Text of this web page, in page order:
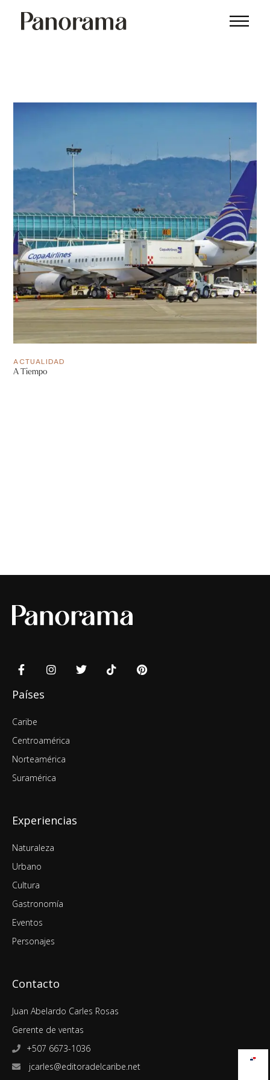
ACTUALIDAD
A Tiempo
Países
Caribe
Centroamérica
Norteamérica
Suramérica
Experiencias
Naturaleza
Urbano
Cultura
Gastronomía
Eventos
Personajes
Contacto
Juan Abelardo Carles Rosas
Gerente de ventas
+507 6673-1036
jcarles@editoradelcaribe.net